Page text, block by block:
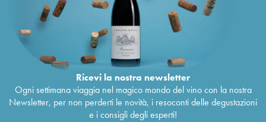
Ricevi la nostra newsletter
Ogni settimana viaggia nel magico mondo del vino con la nostra
Newsletter, per non perderti le novità, i resoconti delle degustazioni
e i consigli degli esperti!